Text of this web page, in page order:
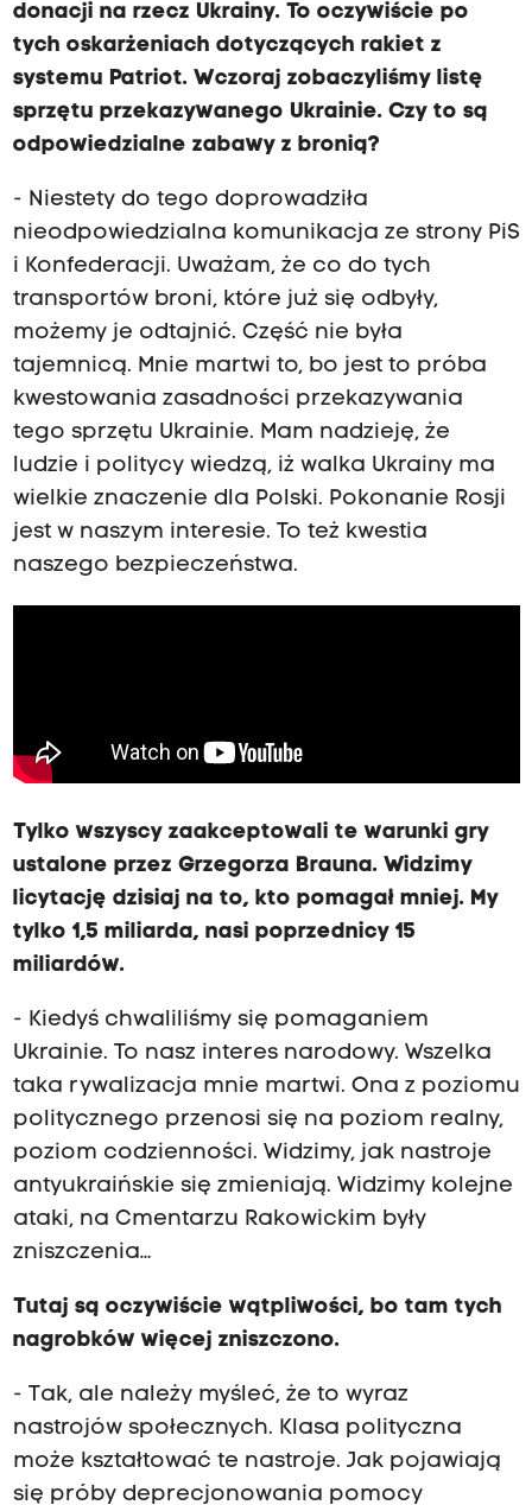
donacji na rzecz Ukrainy. To oczywiście po
tych oskarżeniach dotyczących rakiet z
systemu Patriot. Wczoraj zobaczyliśmy listę
sprzętu przekazywanego Ukrainie. Czy to są
odpowiedzialne zabawy z bronią?
- Niestety do tego doprowadziła
nieodpowiedzialna komunikacja ze strony PiS
i Konfederacji. Uważam, że co do tych
transportów broni, które już się odbyły,
możemy je odtajnić. Część nie była
tajemnicą. Mnie martwi to, bo jest to próba
kwestowania zasadności przekazywania
tego sprzętu Ukrainie. Mam nadzieję, że
ludzie i politycy wiedzą, iż walka Ukrainy ma
wielkie znaczenie dla Polski. Pokonanie Rosji
jest w naszym interesie. To też kwestia
naszego bezpieczeństwa.
Tylko wszyscy zaakceptowali te warunki gry
ustalone przez Grzegorza Brauna. Widzimy
licytację dzisiaj na to, kto pomagał mniej. My
tylko 1,5 miliarda, nasi poprzednicy 15
miliardów.
- Kiedyś chwaliliśmy się pomaganiem
Ukrainie. To nasz interes narodowy. Wszelka
taka rywalizacja mnie martwi. Ona z poziomu
politycznego przenosi się na poziom realny,
poziom codzienności. Widzimy, jak nastroje
antyukraińskie się zmieniają. Widzimy kolejne
ataki, na Cmentarzu Rakowickim były
zniszczenia…
Tutaj są oczywiście wątpliwości, bo tam tych
nagrobków więcej zniszczono.
- Tak, ale należy myśleć, że to wyraz
nastrojów społecznych. Klasa polityczna
może kształtować te nastroje. Jak pojawiają
się próby deprecjonowania pomocy